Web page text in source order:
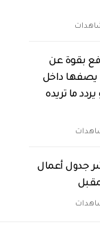
بقوة عن
يصفها داخل
ما تريده
جدول أعمال